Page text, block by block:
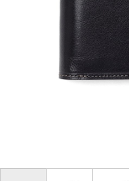
在庫あり